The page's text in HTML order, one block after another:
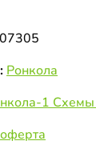
Ронкола
1